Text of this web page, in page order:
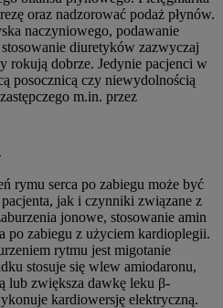
oraz nadzorować podaż płynów.
naczyniowego, podawanie
diuretyków zazwyczaj
rokują dobrze. Jedynie pacjenci w
posocznicą czy niewydolnością
m.in. przez
rymu serca po zabiegu może być
jak i czynniki związane z
jonowe, stosowanie amin
po zabiegu z użyciem kardioplegii.
rytmu jest migotanie
stosuje się wlew amiodaronu,
lub zwiększa dawkę leku β-
kardiowersję elektryczną.